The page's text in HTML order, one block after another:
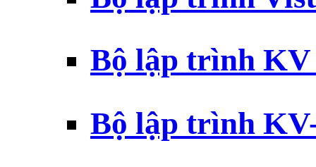
Bộ lập trình
Bộ lập trình